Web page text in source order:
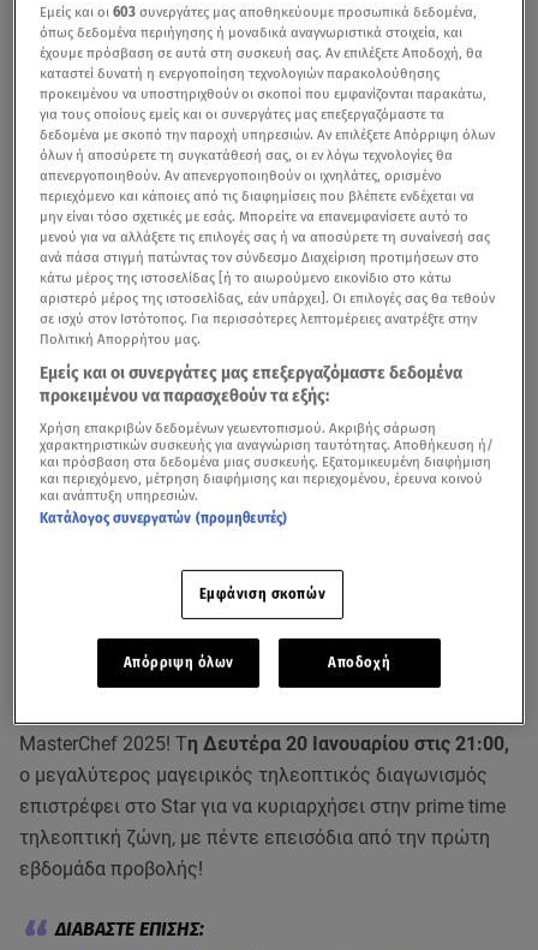
Η Μεγάλη Πρεμιέρα τουMasterChef 2025
αγαπημένους μας chef,Σωτήρη Κοντιζά,Πάνο Ιωαννίδη
Λεωνίδα Κουτσόπουλο,πλησιάζει!
MasterChef 2025! Τη Δευτέρα 20 Ιανουαρίου στις 21:00,
ο μεγαλύτερος μαγειρικός τηλεοπτικός διαγωνισμός
επιστρέφει στο Star για να κυριαρχήσει στην prime time
τηλεοπτική ζώνη, με πέντε επεισόδια από την πρώτη
εβδομάδα προβολής!
Εμείς και οι603 συνεργάτες μας αποθηκεύουμε προσωπικά δεδομένα,
όπως δεδομένα περιήγησης ή μοναδικά αναγνωριστικά στοιχεία, και
έχουμε πρόσβαση σε αυτά στη συσκευή σας. Αν επιλέξετε Αποδοχή, θα
καταστεί δυνατή η ενεργοποίηση τεχνολογιών παρακολούθησης
προκειμένου να υποστηριχθούν οι σκοποί που εμφανίζονται παρακάτω,
για τους οποίους εμείς και οι συνεργάτες μας επεξεργαζόμαστε τα
δεδομένα με σκοπό την παροχή υπηρεσιών. Αν επιλέξετε Απόρριψη όλων
όλων ή αποσύρετε τη συγκατάθεσή σας, οι εν λόγω τεχνολογίες θα
απενεργοποιηθούν. Αν απενεργοποιηθούν οι ιχνηλάτες, ορισμένο
περιεχόμενο και κάποιες από τις διαφημίσεις που βλέπετε ενδέχεται να
μην είναι τόσο σχετικές με εσάς. Μπορείτε να επανεμφανίσετε αυτό το
μενού για να αλλάξετε τις επιλογές σας ή να αποσύρετε τη συναίνεσή σας
ανά πάσα στιγμή πατώντας τον σύνδεσμο Διαχείριση προτιμήσεων στο
κάτω μέρος της ιστοσελίδας [ή το αιωρούμενο εικονίδιο στο κάτω
αριστερό μέρος της ιστοσελίδας, εάν υπάρχει]. Οι επιλογές σας θα τεθούν
σε ισχύ στον Ιστότοπος. Για περισσότερες λεπτομέρειες ανατρέξτε στην
Πολιτική Απορρήτου μας.
Εμείς και οι συνεργάτες μας επεξεργαζόμαστε δεδομένα
προκειμένου να παρασχεθούν τα εξής:
Χρήση επακριβών δεδομένων γεωεντοπισμού. Ακριβής σάρωση
χαρακτηριστικών συσκευής για αναγνώριση ταυτότητας. Αποθήκευση ή/
και πρόσβαση στα δεδομένα μιας συσκευής. Εξατομικευμένη διαφήμιση
και περιεχόμενο, μέτρηση διαφήμισης και περιεχομένου, έρευνα κοινού
και ανάπτυξη υπηρεσιών.
Κατάλογος συνεργατών (προμηθευτές)
Εμφάνιση σκοπών
Απόρριψη όλων Αποδοχή